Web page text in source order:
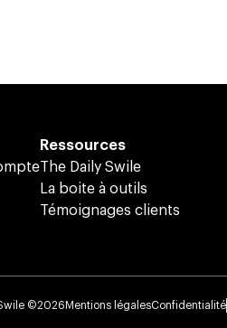
Ressources
The Daily Swile
La boite à outils
Témoignages clients
©2026 Mentions légalesConfidentialité